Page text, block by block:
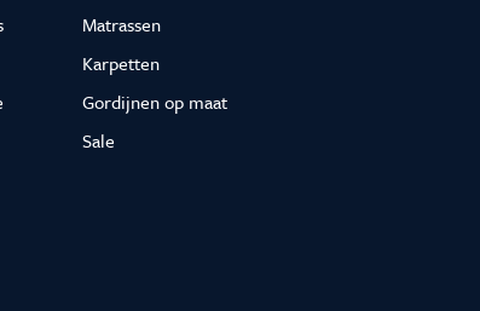
Matrassen
Karpetten
Gordijnen op maat
Sale